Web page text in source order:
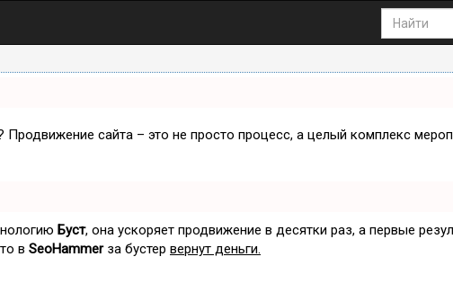
сайта – это не просто процесс, а целый комплекс
Буст, она ускоряет продвижение в десятки раз, а первые
в SeoHammerза бустер вернут деньги.